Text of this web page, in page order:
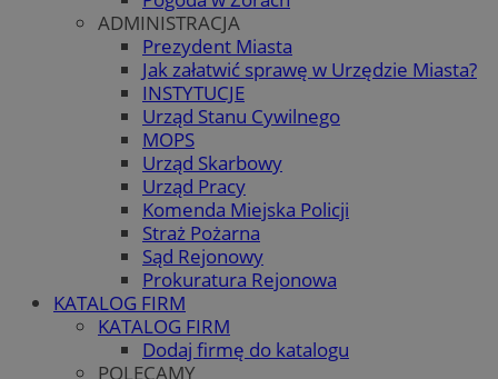
ADMINISTRACJA
Prezydent Miasta
Jak załatwić sprawę w Urzędzie Miasta?
INSTYTUCJE
Urząd Stanu Cywilnego
MOPS
Urząd Skarbowy
Urząd Pracy
Komenda Miejska Policji
Straż Pożarna
Sąd Rejonowy
Prokuratura Rejonowa
KATALOG FIRM
KATALOG FIRM
Dodaj firmę do katalogu
POLECAMY